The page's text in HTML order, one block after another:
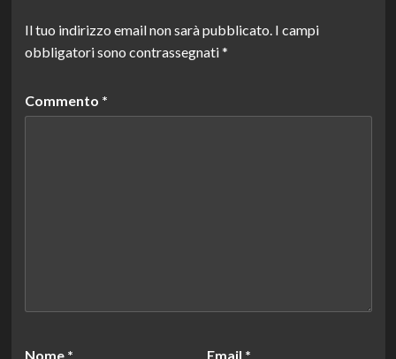
Il tuo indirizzo email non sarà pubblicato. I campi
obbligatori sono contrassegnati*
Commento *
Nome * Email *